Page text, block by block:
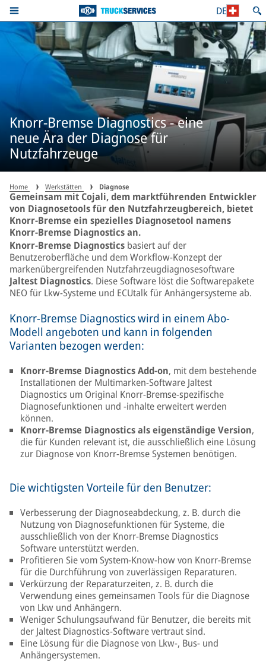
DE
Knorr-Bremse Diagnostics - eine
neue Ära der Diagnose für
Nutzfahrzeuge
Home Werkstätten Diagnose
Gemeinsam mit Cojali, dem marktführenden Entwickler
von Diagnosetools für den Nutzfahrzeugbereich, bietet
Knorr-Bremse ein spezielles Diagnosetool namens
Knorr-Bremse Diagnostics an.
Knorr-Bremse Diagnostics basiert auf der
Benutzeroberfläche und dem Workflow-Konzept der
markenübergreifenden Nutzfahrzeugdiagnosesoftware
Jaltest Diagnostics. Diese Software löst die Softwarepakete
NEO für Lkw-Systeme und ECUtalk für Anhängersysteme ab.
Knorr-Bremse Diagnostics wird in einem Abo-
Modell angeboten und kann in folgenden
Varianten bezogen werden:
Knorr-Bremse Diagnostics Add-on, mit dem bestehende
Installationen der Multimarken-Software Jaltest
Diagnostics um Original Knorr-Bremse-spezifische
Diagnosefunktionen und -inhalte erweitert werden
können.
Knorr-Bremse Diagnostics als eigenständige Version,
die für Kunden relevant ist, die ausschließlich eine Lösung
zur Diagnose von Knorr-Bremse Systemen benötigen.
Die wichtigsten Vorteile für den Benutzer:
Verbesserung der Diagnoseabdeckung, z. B. durch die
Nutzung von Diagnosefunktionen für Systeme, die
ausschließlich von der Knorr-Bremse Diagnostics
Software unterstützt werden.
Profitieren Sie vom System-Know-how von Knorr-Bremse
für die Durchführung von zuverlässigen Reparaturen.
Verkürzung der Reparaturzeiten, z. B. durch die
Verwendung eines gemeinsamen Tools für die Diagnose
von Lkw und Anhängern.
Weniger Schulungsaufwand für Benutzer, die bereits mit
der Jaltest Diagnostics-Software vertraut sind.
Eine Lösung für die Diagnose von Lkw-, Bus- und
Anhängersystemen.